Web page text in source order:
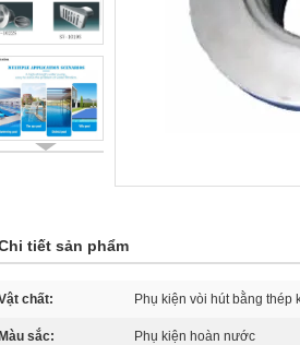
tiết sản phẩm
chất: Phụ kiện vòi hút bằng thép
Màu sắc: Phụ kiện hoàn nước